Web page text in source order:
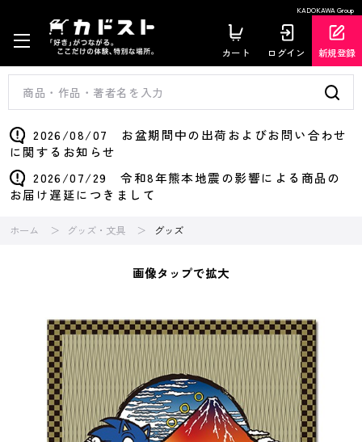
KADOKAWA Group
カート ログイン 新規登録
2026/08/07 お盆期間中の出荷およびお問い合わせ
に関するお知らせ
2026/07/29 令和8年熊本地震の影響による商品の
お届け遅延につきまして
ホーム グッズ・文具 グッズ
画像タップで拡大